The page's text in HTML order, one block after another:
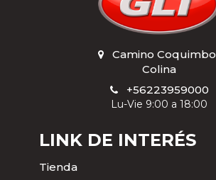
Camino Coquimbo
Colina
+56223959000
Lu-Vie 9:00 a 18:00
LINK DE INTERÉS
Tienda